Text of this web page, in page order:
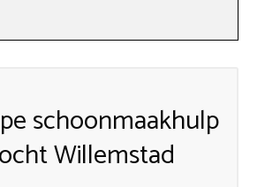
schoonmaakhulp
Willemstad